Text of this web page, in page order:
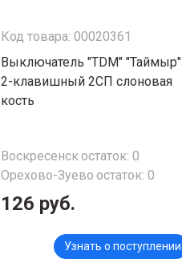
Код товара: 00020361
Выключатель "TDM" "Таймыр"
2-клавишный 2CП слоновая
кость
Воскресенскостаток: 0
Орехово-Зуево остаток: 0
126 руб.
Узнать о поступлении